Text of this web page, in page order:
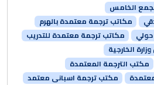
الخامس
مكاتب ترجمة معتمدة بالهرم
مكاتب ترجمة معتمدة للتدريب
الخارجية
مكتب الترجمة المعتمدة
مكتب ترجمة اسبانى معتمد